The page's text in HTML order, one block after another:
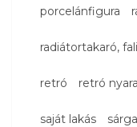
porcelánfigura
radiátortakaró,
retró retró
saját lakás sárga